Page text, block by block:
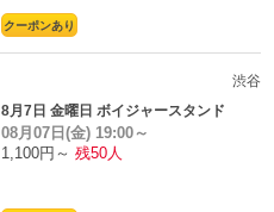
クーポンあり
渋谷
8月7日 金曜日 ボイジャースタンド
08月07日(金) 19:00～
1,100円～ 残50人